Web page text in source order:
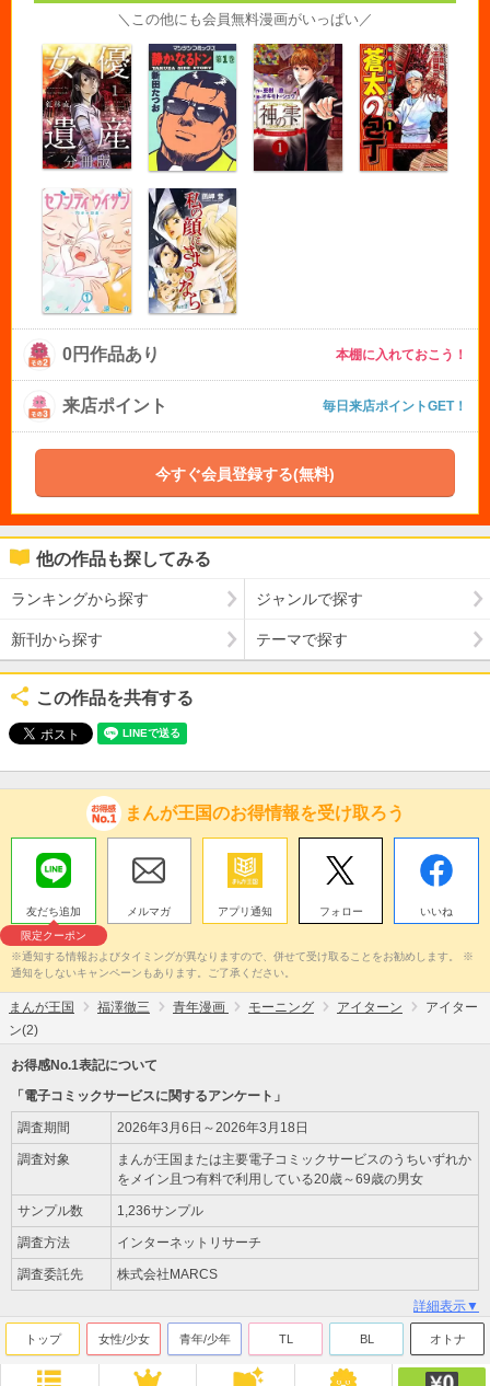
＼この他にも会員無料漫画がいっぱい／
0円作品あり 本棚に入れておこう！
来店ポイント 毎日来店ポイントGET！
今すぐ会員登録する(無料)
他の作品も探してみる
ランキングから探す ジャンルで探す
新刊から探す テーマで探す
この作品を共有する
まんが王国のお得情報を受け取ろう
友だち追加
限定クーポン
メルマガ アプリ通知 フォロー いいね
※通知する情報およびタイミングが異なりますので、併せて受け取ることをお勧めします。 ※
通知をしないキャンペーンもあります。ご了承ください。
まんが王国 福澤徹三 青年漫画 モーニング アイターン
アイター
ン(2)
お得感No.1表記について
「電子コミックサービスに関するアンケート」
調査期間 2026年3月6日～2026年3月18日
調査対象
まんが王国または主要電子コミックサービスのうちいずれか
をメイン且つ有料で利用している20歳～69歳の男女
サンプル数 1,236サンプル
調査方法 インターネットリサーチ
調査委託先 株式会社MARCS
詳細表示▼
トップ 女性/少女 青年/少年 TL BL オトナ